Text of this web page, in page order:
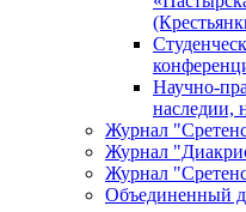
Научно-
наследии,
Журнал
Журнал
Журнал
Объединенный